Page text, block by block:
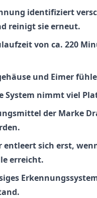
identifiziert
reinigt sie erneut.
von ca. 220
und Eimer
System nimmt viel
der Marke
entleert sich erst,
erreicht.